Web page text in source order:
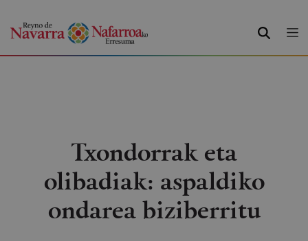
BILATU
Txondorrak eta
olibadiak: aspaldiko
ondarea biziberritu